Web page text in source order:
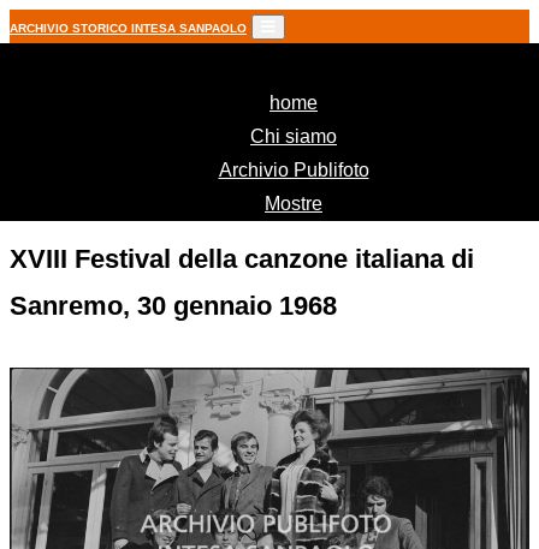
ARCHIVIO STORICO INTESA SANPAOLO
home(current)
Chi siamo
Archivio Publifoto
Mostre
XVIII Festival della canzone italiana di
Sanremo, 30 gennaio 1968